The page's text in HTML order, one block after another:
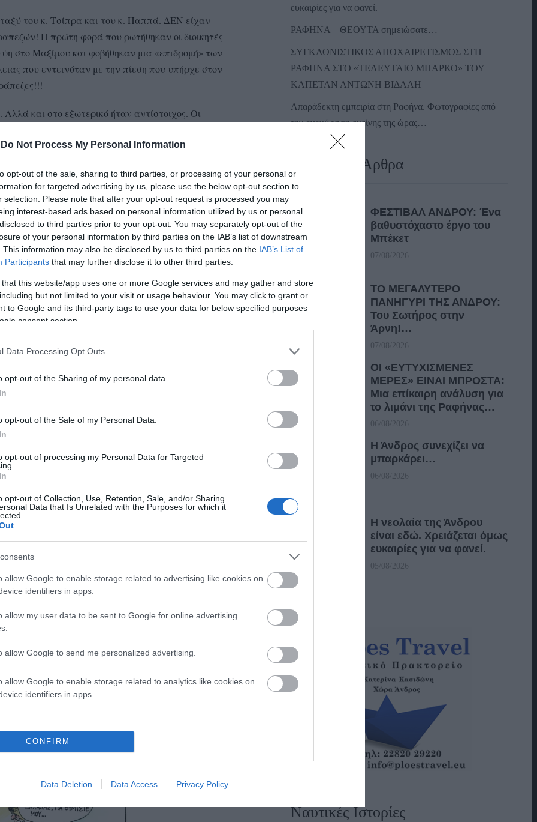
Do Not Process My Personal Information
opt-out of the sale, sharing to third parties, or processing of your personal or
for targeted advertising by us, please use the below opt-out section to
selection. Please note that after your opt-out request is processed you may
interest-based ads based on personal information utilized by us or personal
to third parties prior to your opt-out. You may separately opt-out of the
of your personal information by third parties on the IAB’s list of downstream
This information may also be disclosed by us to third parties on the IAB’s List of
Participants that may further disclose it to other third parties.
that this website/app uses one or more Google services and may gather and store
but not limited to your visit or usage behaviour. You may click to grant or
to Google and its third-party tags to use your data for below specified purposes
consent section.
Data Processing Opt Outs
opt-out of the Sharing of my personal data.
opt-out of the Sale of my Personal Data.
opt-out of processing my Personal Data for Targeted
opt-out of Collection, Use, Retention, Sale, and/or Sharing
Data that Is Unrelated with the Purposes for which it
allow Google to enable storage related to advertising like cookies on
identifiers in apps.
allow my user data to be sent to Google for online advertising
allow Google to send me personalized advertising.
allow Google to enable storage related to analytics like cookies on
identifiers in apps.
CONFIRM
Data Deletion Data Access Privacy Policy
του κ. Τσίπρα και του κ. Παππά. ΔΕΝ είχαν
Η πρώτη φορά που ρωτήθηκαν οι διοικητές
στο Μαξίμου και φοβήθηκαν μια «επιδρομή» των
που εντεινόταν με την πίεση που υπήρχε στον
και στο εξωτερικό ήταν αντίστοιχος. Οι
Περίμεναν πως είχαν φέρει τα πράγματα εκεί
είναι το αφεντικό και να τον αφήσουν και λίγο
και είχαν αποσύρει από το τραπέζι την
Κρούγμαν στουςNew YorkTimes.
πρωτοβουλία. Τόσο η κυβέρνηση της Γαλλίας όσο
παρέμβαση Γιούνκερ έγινε λοιπον με γαλλική
αντιπαράθεσης. Οι ψύχραιμες φωνές στην ένταση
να φαίνονται εύκολα.
σε Ελλάδα και Ευρώπη. Οι Γερμανοί
Οι Γάλλοι αλαφιάστηκαν, αλλά και
Οι άλλοι ευρωπαίοι …κοιτούσαν!
κυβέρνηση συνέχισε από κεκτημένη
ηγεσία ακόμα μια φορά δεν μπορούσε να
Στην εποχή της τηλεόρασης δεν μπορούσε να
λάθη πολλά και από τις δύο πλευρές. Αλλά
καθένας προσπαθούσε να ρίξει το φταίξιμο στον
έλλειμμα πολιτικής τόλμης και διορατικότητας.
γιατί η Ευρώπη δεν είχε ηγέτες αλλά
Και στην ελληνική περίπτωση όλοι έχουν
και αντιφατικές δηλώσεις του κ. Βαρουφάκη που
δείχνουν οι συνεχείς καθημερινές και
ευκαιρίες για να φανεί.
ΡΑΦΗΝΑ – ΘΕΟΥΤΑ σημειώσατε…
ΣΥΓΚΛΟΝΙΣΤΙΚΟΣ ΑΠΟΧΑΙΡΕΤΙΣΜΟΣ ΣΤΗ
ΡΑΦΗΝΑ ΣΤΟ «ΤΕΛΕΥΤΑΙΟ ΜΠΑΡΚΟ» ΤΟΥ
ΚΑΠΕΤΑΝ ΑΝΤΩΝΗ ΒΙΔΑΛΗ
Απαράδεκτη εμπειρία στη Ραφήνα. Φωτογραφίες από
την αναχώρηση εκείνης της ώρας…
Πρόσφατα Άρθρα
ΦΕΣΤΙΒΑΛ ΑΝΔΡΟΥ: Ένα
βαθυστόχαστο έργο του
Μπέκετ
07/08/2026
ΤΟ ΜΕΓΑΛΥΤΕΡΟ
ΠΑΝΗΓΥΡΙ ΤΗΣ ΑΝΔΡΟΥ:
Του Σωτήρος στην
Άρνη!…
07/08/2026
ΟΙ «ΕΥΤΥΧΙΣΜΕΝΕΣ
ΜΕΡΕΣ» ΕΙΝΑΙ ΜΠΡΟΣΤΑ:
Μια επίκαιρη ανάλυση για
το λιμάνι της Ραφήνας…
06/08/2026
Η Άνδρος συνεχίζει να
μπαρκάρει…
06/08/2026
Η νεολαία της Άνδρου
είναι εδώ. Χρειάζεται όμως
ευκαιρίες για να φανεί.
05/08/2026
Ναυτικές Ιστορίες